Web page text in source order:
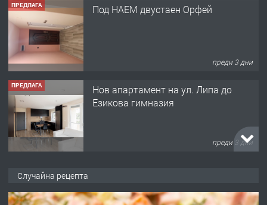
ПРЕДЛАГА Под НАЕМ двустаен Орфей
преди 3 дни
ПРЕДЛАГА
Нов апартамент на ул. Липа до
Езикова гимназия
преди 3 дни
КОМПЛЕКС „ВЕСПРЕМ“, ГР. ХАСКОВО
Случайна рецепта